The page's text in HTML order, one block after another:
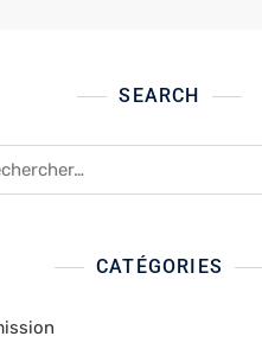
SEARCH
:
CATÉGORIES